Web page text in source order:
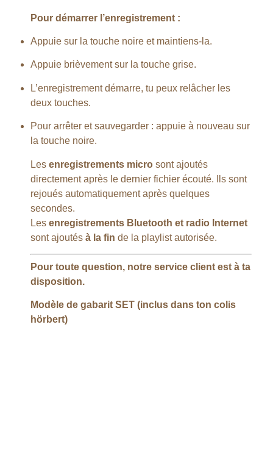
Pour démarrer l’enregistrement :
Appuie sur la touche noire et maintiens-la.
Appuie brièvement sur la touche grise.
L’enregistrement démarre, tu peux relâcher les
deux touches.
Pour arrêter et sauvegarder : appuie à nouveau sur
la touche noire.
Les enregistrements micro sont ajoutés
directement après le dernier fichier écouté. Ils sont
rejoués automatiquement après quelques
secondes.
Les enregistrements Bluetooth et radio Internet
sont ajoutés à la fin de la playlist autorisée.
Pour toute question, notre service client est à ta
disposition.
Modèle de gabarit SET (inclus dans ton colis
hörbert)